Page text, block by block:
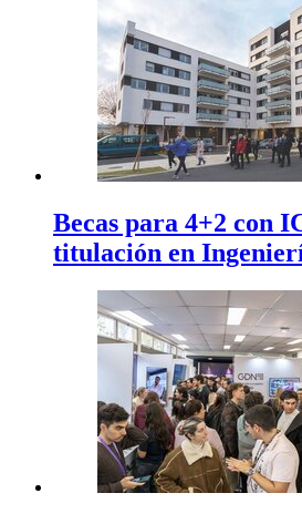
Becas para 4+2 con
titulación en